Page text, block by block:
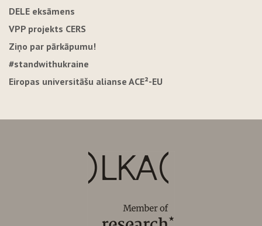
DELE eksāmens
VPP projekts CERS
Ziņo par pārkāpumu!
#standwithukraine
Eiropas universitāšu alianse ACE²-EU